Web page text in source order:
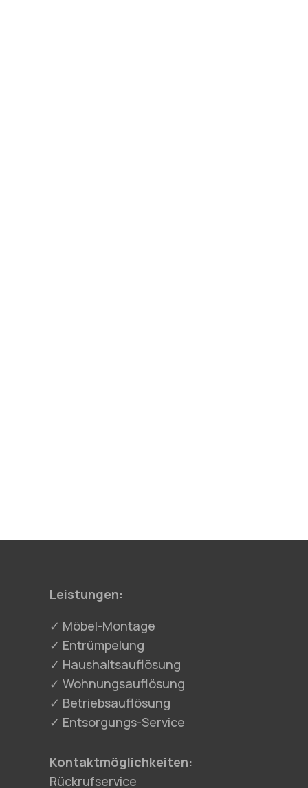
Leistungen:
✓ Möbel-Montage
✓ Entrümpelung
✓ Haushaltsauflösung
✓ Wohnungsauflösung
✓ Betriebsauflösung
✓ Entsorgungs-Service
Kontaktmöglichkeiten:
Rückrufservice